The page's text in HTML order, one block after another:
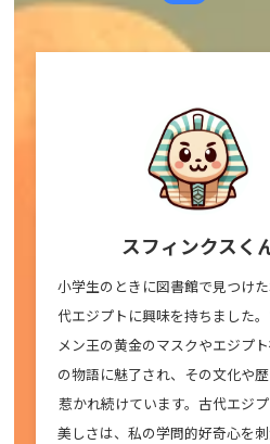
スフィンクスく
小学生のときに図書館で見つけ
代エジプトに興味を持ちました
メン王の黄金のマスクやエジプ
の物語に魅了され、その文化や
惹かれ続けています。古代エジ
美しさは、私の学問的好奇心を